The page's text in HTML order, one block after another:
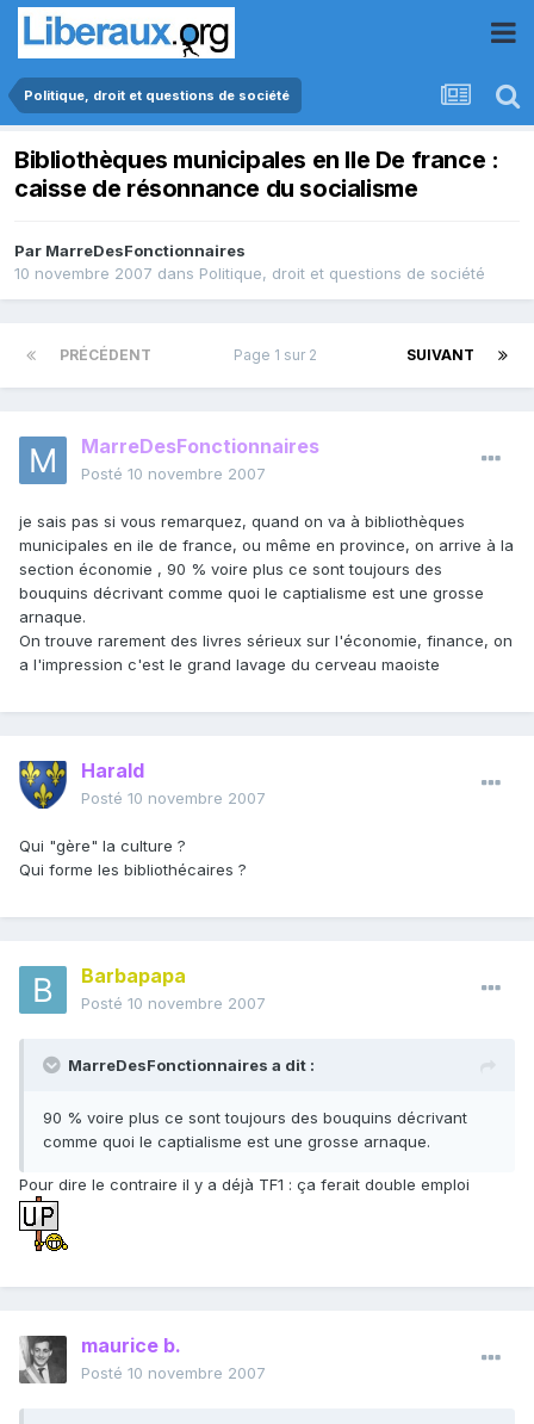
Politique, droit et questions de société
Bibliothèques municipales en Ile De france :
caisse de résonnance du socialisme
Par MarreDesFonctionnaires
10 novembre 2007 dans Politique, droit et questions de société
PRÉCÉDENT SUIVANT
Page 1 sur 2
MarreDesFonctionnaires
Posté 10 novembre 2007
je sais pas si vous remarquez, quand on va à bibliothèques
municipales en ile de france, ou même en province, on arrive à la
section économie , 90 % voire plus ce sont toujours des
bouquins décrivant comme quoi le captialisme est une grosse
arnaque.
On trouve rarement des livres sérieux sur l'économie, finance, on
a l'impression c'est le grand lavage du cerveau maoiste
Harald
Posté 10 novembre 2007
Qui "gère" la culture ?
Qui forme les bibliothécaires ?
Barbapapa
Posté 10 novembre 2007
MarreDesFonctionnaires a dit :
90 % voire plus ce sont toujours des bouquins décrivant
comme quoi le captialisme est une grosse arnaque.
Pour dire le contraire il y a déjà TF1 : ça ferait double emploi
maurice b.
Posté 10 novembre 2007